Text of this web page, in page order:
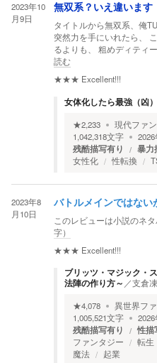
2023年10
月9日
無双系？いえ違います
タイトルから無双系、俺
突然力を手にいれたら、
るよりも、 粗めディティ
読む
★★★ Excellent!!!
女体化したら最強（凶
★2,233 現代ファ
1,042,318文字
残酷描写有り 暴力
女性化 性転換
2023年8
月10日
バトルメインではない
このレビューは小説のネタ
字）
★★★ Excellent!!!
ブリッツ・マジック・
法陣の作り方～ ／支倉
★4,078 異世界フ
1,005,521文字
残酷描写有り 性描
ファンタジー 転生
魔法
起業